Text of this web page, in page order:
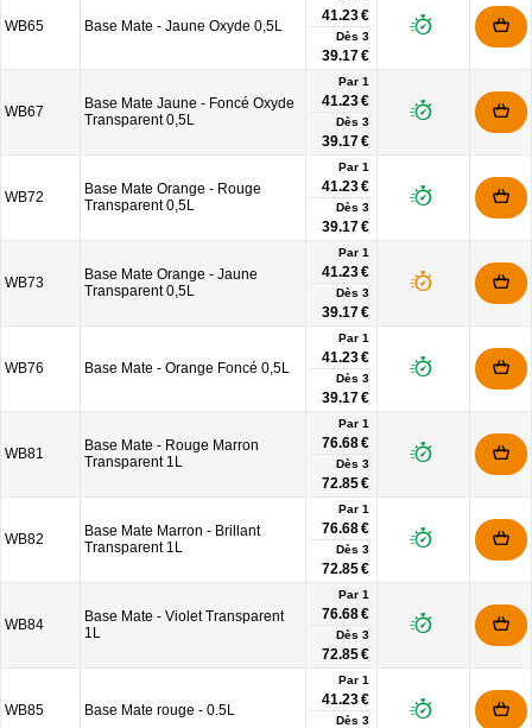
WB65 Base Mate - Jaune Oxyde 0,5L
41.23 €
Dès 3
39.17 €
WB67
Base Mate Jaune - Foncé Oxyde
Transparent 0,5L
Par 1
41.23 €
Dès 3
39.17 €
WB72
Base Mate Orange - Rouge
Transparent 0,5L
Par 1
41.23 €
Dès 3
39.17 €
WB73
Base Mate Orange - Jaune
Transparent 0,5L
Par 1
41.23 €
Dès 3
39.17 €
WB76 Base Mate - Orange Foncé 0,5L
Par 1
41.23 €
Dès 3
39.17 €
WB81
Base Mate - Rouge Marron
Transparent 1L
Par 1
76.68 €
Dès 3
72.85 €
WB82
Base Mate Marron - Brillant
Transparent 1L
Par 1
76.68 €
Dès 3
72.85 €
WB84
Base Mate - Violet Transparent
1L
Par 1
76.68 €
Dès 3
72.85 €
WB85 Base Mate rouge - 0.5L
Par 1
41.23 €
Dès 3